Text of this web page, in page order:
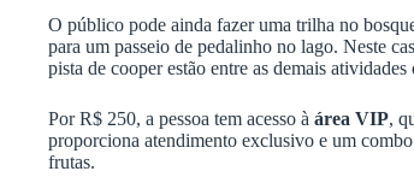
O público pode ainda fazer uma trilha no
para um passeio de pedalinho no lago. Neste
pista de cooper estão entre as demais atividades
Por R$ 250, a pessoa tem acesso à área VIP,
proporciona atendimento exclusivo e um
frutas.